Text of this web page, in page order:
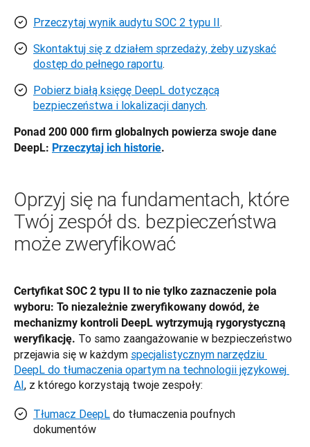
Przeczytaj wynik audytu SOC 2 typu II.
Skontaktuj się z działem sprzedaży, żeby uzyskać
dostęp do pełnego raportu.
Pobierz białą księgę DeepL dotyczącą
bezpieczeństwa i lokalizacji danych.
Ponad 200 000 firm globalnych powierza swoje dane
DeepL: Przeczytaj ich historie.
Oprzyj się na fundamentach, które
Twój zespół ds. bezpieczeństwa
może zweryfikować
Certyfikat SOC 2 typu II to nie tylko zaznaczenie pola
wyboru: To niezależnie zweryfikowany dowód, że
mechanizmy kontroli DeepL wytrzymują rygorystyczną
weryfikację. To samo zaangażowanie w bezpieczeństwo
przejawia się w każdym specjalistycznym narzędziu
DeepL do tłumaczenia opartym na technologii językowej
AI, z którego korzystają twoje zespoły:
Tłumacz DeepL do tłumaczenia poufnych
dokumentów